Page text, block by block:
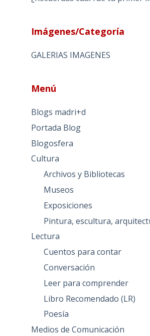
Imágenes/Categoría
GALERIAS IMAGENES
Menú
Blogs madri+d
Portada Blog
Blogosfera
Cultura
Archivos y Bibliotecas
Museos
Exposiciones
Pintura, escultura,
Lectura
Cuentos para contar
Conversación
Leer para comprender
Libro Recomendado (LR)
Poesía
Medios de Comunicación